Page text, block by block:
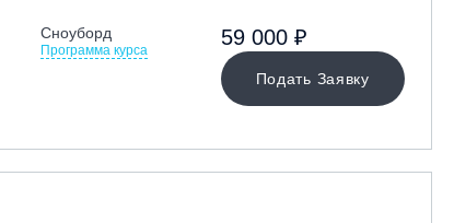
Сноуборд
Программа курса
Подать Заявку
59 000 ₽